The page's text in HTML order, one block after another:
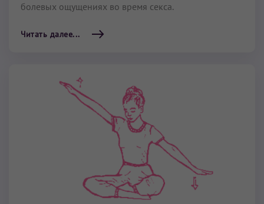
болевых ощущениях во время секса.
Читать далее...